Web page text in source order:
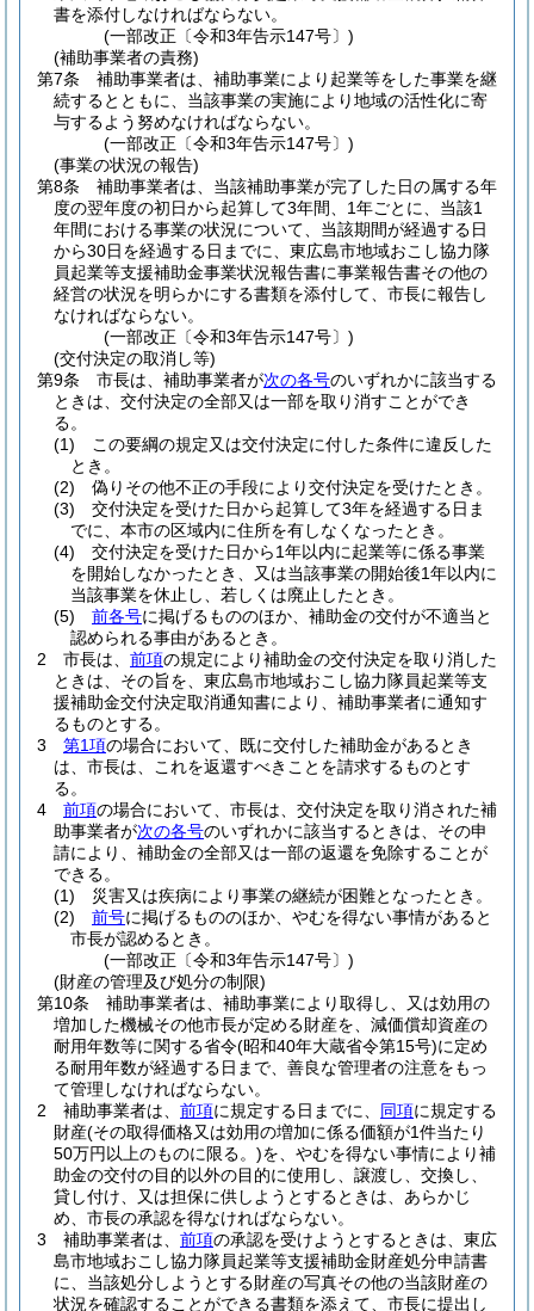
書を添付しなければならない。
(一部改正〔令和3年告示147号〕)
(補助事業者の責務)
第7条
補助事業者は、補助事業により起業等をした事業を継
続するとともに、当該事業の実施により地域の活性化に寄
与するよう努めなければならない。
(一部改正〔令和3年告示147号〕)
(事業の状況の報告)
第8条
補助事業者は、当該補助事業が完了した日の属する年
度の翌年度の初日から起算して3年間、1年ごとに、当該1
年間における事業の状況について、当該期間が経過する日
から30日を経過する日までに、東広島市地域おこし協力隊
員起業等支援補助金事業状況報告書に事業報告書その他の
経営の状況を明らかにする書類を添付して、市長に報告し
なければならない。
(一部改正〔令和3年告示147号〕)
(交付決定の取消し等)
第9条
市長は、補助事業者が次の各号のいずれかに該当する
ときは、交付決定の全部又は一部を取り消すことができ
る。
(1)
この要綱の規定又は交付決定に付した条件に違反した
とき。
(2)
偽りその他不正の手段により交付決定を受けたとき。
(3)
交付決定を受けた日から起算して3年を経過する日ま
でに、本市の区域内に住所を有しなくなったとき。
(4)
交付決定を受けた日から1年以内に起業等に係る事業
を開始しなかったとき、又は当該事業の開始後1年以内に
当該事業を休止し、若しくは廃止したとき。
(5)
前各号に掲げるもののほか、補助金の交付が不適当と
認められる事由があるとき。
2
市長は、 前項の規定により補助金の交付決定を取り消した
ときは、その旨を、東広島市地域おこし協力隊員起業等支
援補助金交付決定取消通知書により、補助事業者に通知す
るものとする。
3
第1項の場合において、既に交付した補助金があるとき
は、市長は、これを返還すべきことを請求するものとす
る。
4
前項の場合において、市長は、交付決定を取り消された補
助事業者が次の各号のいずれかに該当するときは、その申
請により、補助金の全部又は一部の返還を免除することが
できる。
(1)
災害又は疾病により事業の継続が困難となったとき。
(2)
前号に掲げるもののほか、やむを得ない事情があると
市長が認めるとき。
(一部改正〔令和3年告示147号〕)
(財産の管理及び処分の制限)
第10条
補助事業者は、補助事業により取得し、又は効用の
増加した機械その他市長が定める財産を、減価償却資産の
耐用年数等に関する省令(昭和40年大蔵省令第15号)に定め
る耐用年数が経過する日まで、善良な管理者の注意をもっ
て管理しなければならない。
2
補助事業者は、 前項に規定する日までに、 同項に規定する
財産(その取得価格又は効用の増加に係る価額が1件当たり
50万円以上のものに限る。)を、やむを得ない事情により補
助金の交付の目的以外の目的に使用し、譲渡し、交換し、
貸し付け、又は担保に供しようとするときは、あらかじ
め、市長の承認を得なければならない。
3
補助事業者は、 前項の承認を受けようとするときは、東広
島市地域おこし協力隊員起業等支援補助金財産処分申請書
に、当該処分しようとする財産の写真その他の当該財産の
状況を確認することができる書類を添えて、市長に提出し